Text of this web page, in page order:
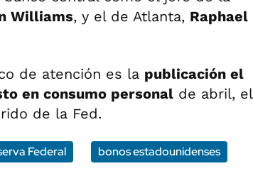
Williams, y el de Atlanta, Raphael
de atención es la publicación el
en consumo personal de abril, el
de la Fed.
Federal
bonos estadounidenses